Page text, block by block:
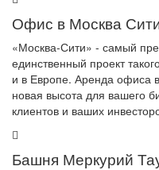
Офис в Москва
«Москва-Сити» - самый
единственный проект
и в Европе. Аренда офиса
новая высота для вашего
клиентов и ваших
Башня Меркурий